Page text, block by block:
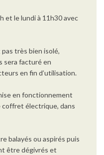
et le lundi à 11h30 avec
très bien isolé,
sera facturé en
en fin d’utilisation.
en fonctionnement
coffret électrique, dans
balayés ou aspirés puis
être dégivrés et